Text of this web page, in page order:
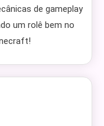
de gameplay
um rolê bem no